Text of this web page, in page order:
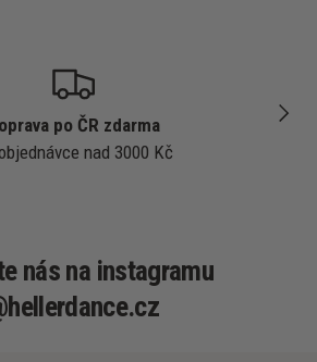
DALŠÍ
po ČR zdarma
nad 3000 Kč
nás na instagramu